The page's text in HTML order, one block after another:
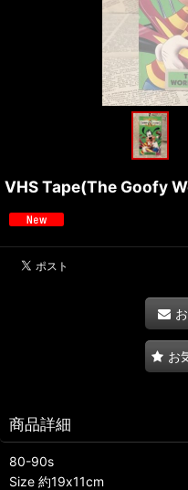
VHS Tape(The Goofy
お
商品詳細
80-90s
Size 約19x11cm